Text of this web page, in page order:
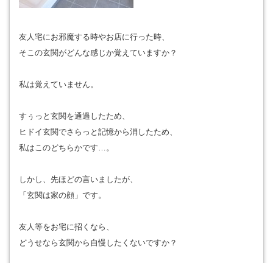
友人宅にお邪魔する時やお店に行った時、
そこの玄関がどんな感じか覚えていますか？
私は覚えていません。
すぅっと玄関を通過したため、
ヒドイ玄関でさらっと記憶から消したため、
私はこのどちらかです…。
しかし、先ほどの言いましたが、
「玄関は家の顔」です。
友人等をお宅に招くなら、
どうせなら玄関から自慢したくないですか？